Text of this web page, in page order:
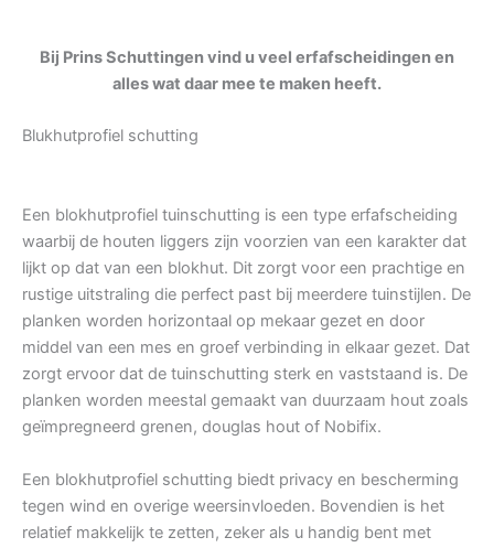
Bij Prins Schuttingen vind u veel erfafscheidingen en
alles wat daar mee te maken heeft.
Blukhutprofiel schutting
Een blokhutprofiel tuinschutting is een type erfafscheiding
waarbij de houten liggers zijn voorzien van een karakter dat
lijkt op dat van een blokhut. Dit zorgt voor een prachtige en
rustige uitstraling die perfect past bij meerdere tuinstijlen. De
planken worden horizontaal op mekaar gezet en door
middel van een mes en groef verbinding in elkaar gezet. Dat
zorgt ervoor dat de tuinschutting sterk en vaststaand is. De
planken worden meestal gemaakt van duurzaam hout zoals
geïmpregneerd grenen, douglas hout of Nobifix.
Een blokhutprofiel schutting biedt privacy en bescherming
tegen wind en overige weersinvloeden. Bovendien is het
relatief makkelijk te zetten, zeker als u handig bent met